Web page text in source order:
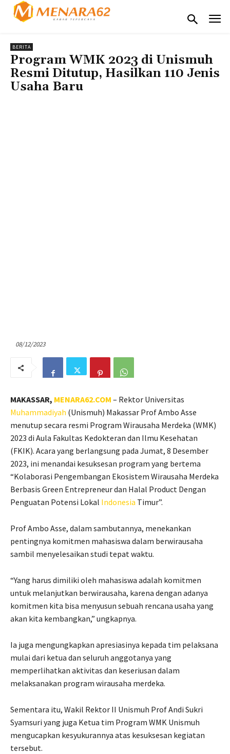
BERITA
Program WMK 2023 di Unismuh
Resmi Ditutup, Hasilkan 110 Jenis
Usaha Baru
08/12/2023
MAKASSAR, MENARA62.COM – Rektor Universitas
Muhammadiyah (Unismuh) Makassar Prof Ambo Asse
menutup secara resmi Program Wirausaha Merdeka (WMK)
2023 di Aula Fakultas Kedokteran dan Ilmu Kesehatan
(FKIK). Acara yang berlangsung pada Jumat, 8 Desember
2023, ini menandai kesuksesan program yang bertema
“Kolaborasi Pengembangan Ekosistem Wirausaha Merdeka
Berbasis Green Entrepreneur dan Halal Product Dengan
Penguatan Potensi Lokal Indonesia Timur”.
Prof Ambo Asse, dalam sambutannya, menekankan
pentingnya komitmen mahasiswa dalam berwirausaha
sambil menyelesaikan studi tepat waktu.
“Yang harus dimiliki oleh mahasiswa adalah komitmen
untuk melanjutkan berwirausaha, karena dengan adanya
komitmen kita bisa menyusun sebuah rencana usaha yang
akan kita kembangkan,” ungkapnya.
Ia juga mengungkapkan apresiasinya kepada tim pelaksana
mulai dari ketua dan seluruh anggotanya yang
memperlihatkan aktivitas dan keseriusan dalam
melaksanakan program wirausaha merdeka.
Sementara itu, Wakil Rektor II Unismuh Prof Andi Sukri
Syamsuri yang juga Ketua tim Program WMK Unismuh
mengucapkan kesyukurannya atas kesuksesan kegiatan
tersebut.